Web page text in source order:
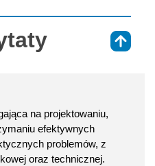
na projektowaniu,
efektywnych
problemów, z
oraz technicznej.